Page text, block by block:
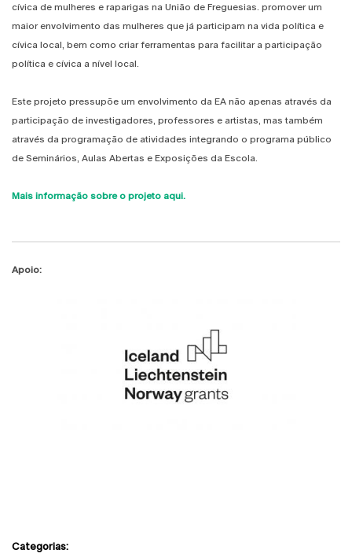
cívica de mulheres e raparigas na União de Freguesias. promover um
maior envolvimento das mulheres que já participam na vida política e
cívica local, bem como criar ferramentas para facilitar a participação
política e cívica a nível local.
Este projeto pressupõe um envolvimento da EA não apenas através da
participação de investigadores, professores e artistas, mas também
através da programação de atividades integrando o programa público
de Seminários, Aulas Abertas e Exposições da Escola.
Mais informação sobre o projeto aqui.
Apoio:
Categorias: